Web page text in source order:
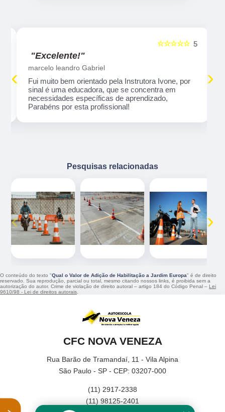
5
☆☆☆☆☆
"Excelente!"
marcelo leandro Gabriel
Fui muito bem orientado pela Instrutora Ivone, por
sinal é uma educadora, que se concentra em
necessidades específicas de aprendizado,
Parabéns por esta profissional!
‹ ›
Pesquisas relacionadas
‹ ›
O conteúdo do texto "Qual o Valor de Adição de Habilitação a Jardim Europa" é de direito
reservado. Sua reprodução, parcial ou total, mesmo citando nossos links, é proibida sem a
autorização do autor. Crime de violação de direito autoral – artigo 184 do Código Penal – Lei
9610/98 - Lei de direitos autorais.
CFC NOVA VENEZA
Rua Barão de Tramandaí, 11 - Vila Alpina
São Paulo - SP - CEP: 03207-000
(11) 2917-2338
(11) 98125-2401